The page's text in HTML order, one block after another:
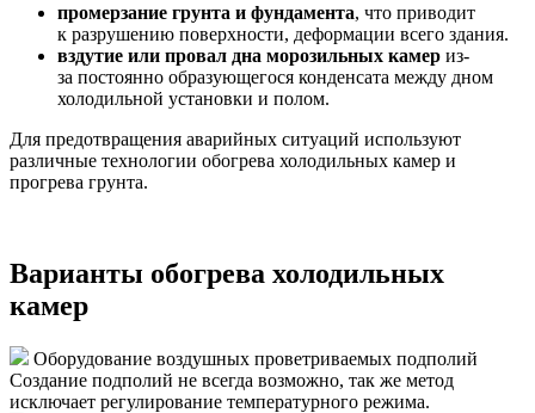
промерзание грунта и фундамента, что приводит
к разрушению поверхности, деформации всего здания.
вздутие или провал дна морозильных камер из-
за постоянно образующегося конденсата между дном
холодильной установки и полом.
Для предотвращения аварийных ситуаций используют
различные технологии обогрева холодильных камер и
прогрева грунта.
Варианты обогрева холодильных
камер
Оборудование воздушных проветриваемых подполий
Создание подполий не всегда возможно, так же метод
исключает регулирование температурного режима.